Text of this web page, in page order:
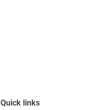
Quick links